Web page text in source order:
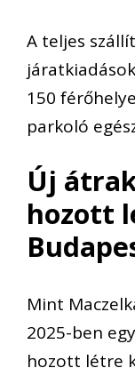
A teljes
150
parkoló
Új
hozott
Mint
2025-ben
hozott létre